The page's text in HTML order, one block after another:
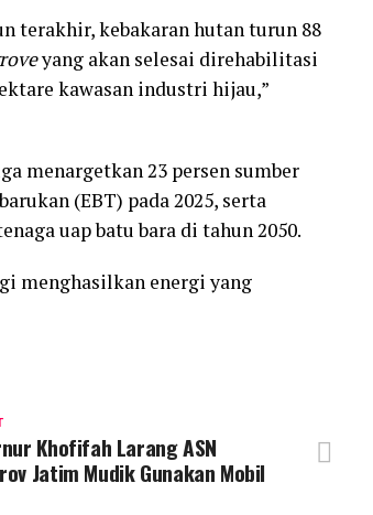
terakhir, kebakaran hutan turun 88
yang akan selesai direhabilitasi
kawasan industri hijau,”
menargetkan 23 persen sumber
(EBT) pada 2025, serta
uap batu bara di tahun 2050.
menghasilkan energi yang
Khofifah Larang ASN
Jatim Mudik Gunakan Mobil